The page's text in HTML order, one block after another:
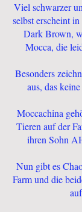
Viel schwarzer
selbst erscheint
Dark Brown,
Mocca, die
Besonders
aus, das
Moccachina
Tieren auf der
ihren Sohn
Nun gibt es
Farm und die